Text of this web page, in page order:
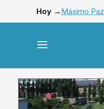
Hoy → Máximo Paz